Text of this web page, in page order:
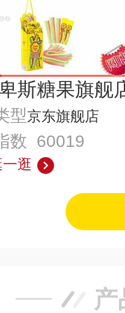
斯糖果旗舰
型京东旗舰店
数 60019
逛
产